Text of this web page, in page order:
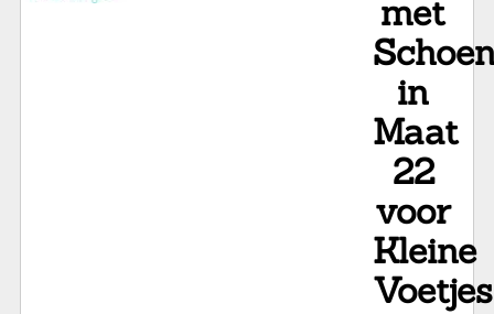
met
in
Maat
22
voor
Kleine
Voetjes